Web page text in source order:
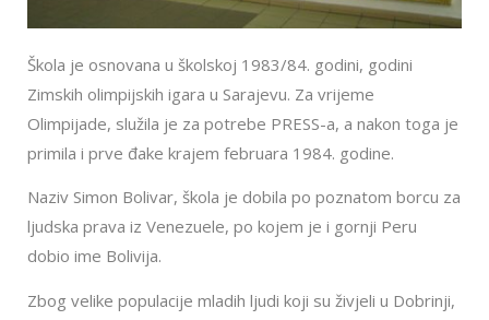
Škola je osnovana u školskoj 1983/84. godini, godini
Zimskih olimpijskih igara u Sarajevu. Za vrijeme
Olimpijade, služila je za potrebe PRESS-a, a nakon toga je
primila i prve đake krajem februara 1984. godine.
Naziv Simon Bolivar, škola je dobila po poznatom borcu za
ljudska prava iz Venezuele, po kojem je i gornji Peru
dobio ime Bolivija.
Zbog velike populacije mladih ljudi koji su živjeli u Dobrinji,